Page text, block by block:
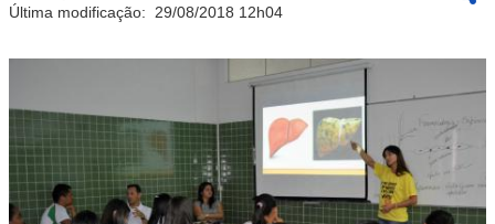
Última modificação: 29/08/2018 12h04